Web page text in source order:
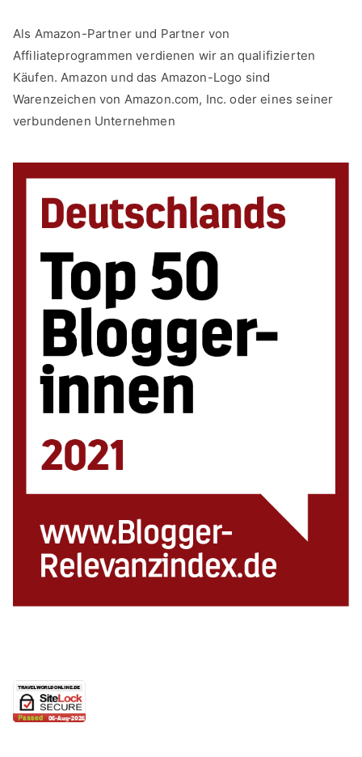
Als Amazon-Partner und Partner von
Affiliateprogrammen verdienen wir an qualifizierten
Käufen. Amazon und das Amazon-Logo sind
Warenzeichen von Amazon.com, Inc. oder eines seiner
verbundenen Unternehmen